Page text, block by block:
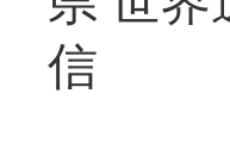
信